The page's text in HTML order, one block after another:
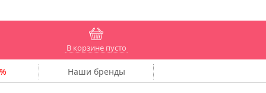
В корзине пусто
Наши бренды